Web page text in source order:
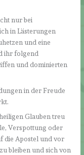
nur bei
in Lästerungen
und eine
ihr folgend
und dominierten
in der Freude
Glauben treu
Verspottung oder
die Apostel und vor
bleiben und sich von